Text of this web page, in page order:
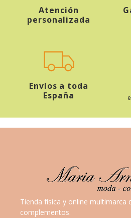
Atención
personalizada
Envíos a toda
España
Tienda física y online multimarca
complementos.